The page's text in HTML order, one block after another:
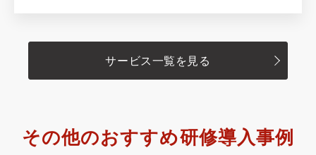
サービス一覧を見る
その他のおすすめ研修導入事例